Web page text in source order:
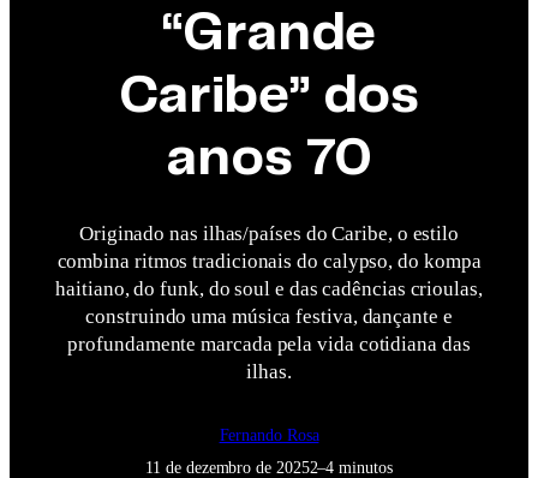
“Grande
Caribe” dos
anos 70
Originado nas ilhas/países do Caribe, o estilo
combina ritmos tradicionais do calypso, do kompa
haitiano, do funk, do soul e das cadências crioulas,
construindo uma música festiva, dançante e
profundamente marcada pela vida cotidiana das
ilhas.
Fernando Rosa
11 de dezembro de 20252–4 minutos